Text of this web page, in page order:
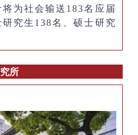
为社会输送183名应届
究生138名、硕士研究
所